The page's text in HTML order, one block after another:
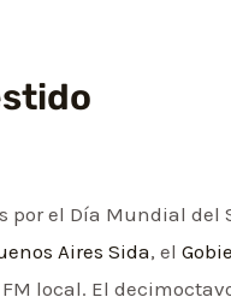
por el Día Mundial
Aires Sida, el
local. El